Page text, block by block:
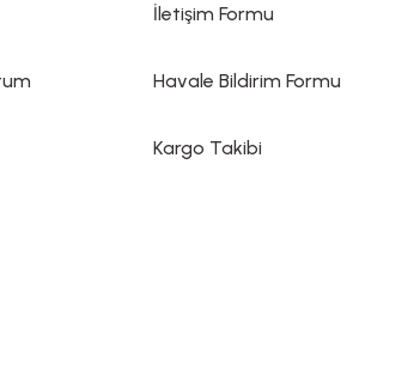
İletişim Formu
Havale Bildirim Formu
Kargo Takibi